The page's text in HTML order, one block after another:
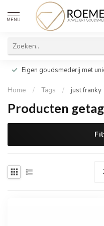
MENU
Eigen goudsmederij met
Home / Tags / just franky
Producten